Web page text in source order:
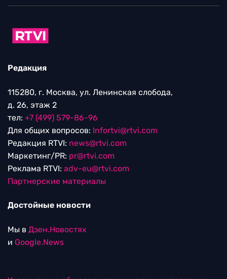
Редакция
115280, г. Москва, ул. Ленинская слобода,
д. 26, этаж 2
тел: +7 (499) 579-86-96
Для общих вопросов: Infortvi@rtvi.com
Редакция RTVI: news@rtvi.com
Маркетинг/PR: pr@rtvi.com
Реклама RTVI: adv-eu@rtvi.com
Партнерские материалы
Достойные новости
Мы в Дзен.Новостях
и Google.News